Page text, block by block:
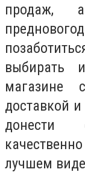
продаж,
выбирать
магазине
доставкой
донести
лучшем